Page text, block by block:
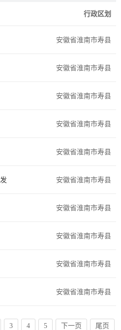
科技创新
文体教育
行政区划
安徽省淮南市寿县
安徽省淮南市寿县
安徽省淮南市寿县
安徽省淮南市寿县
安徽省淮南市寿县
安徽省淮南市寿县
安徽省淮南市寿县
安徽省淮南市寿县
安徽省淮南市寿县
安徽省淮南市寿县
3 4 5 下一页 尾页